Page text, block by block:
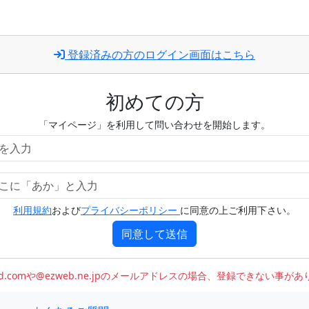
登録済みの方のログイン画面はこちら
初めての方
「マイページ」を利用して問い合わせを開始します。
利用規約およびプライバシーポリシー に同意の上ご利用下さい。
同意して送信
や@ezweb.ne.jpのメールアドレスの場合、登録できない事があ